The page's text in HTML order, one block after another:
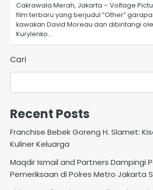
Cakrawala Merah, Jakarta – Voltage
film terbaru yang berjudul “Other”
kawakan David Moreau dan dibintangi
Kurylenko…
Cari
Recent Posts
Franchise Bebek Goreng H. Slamet:
Kuliner Keluarga
Maqdir Ismail and Partners Dampingi
Pemeriksaan di Polres Metro Jakarta